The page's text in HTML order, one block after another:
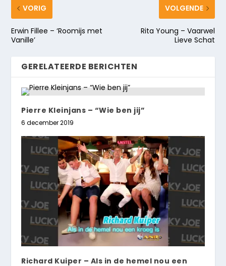
VORIG
Erwin Fillee – ‘Roomijs met
Vanille’
VOLGENDE
Rita Young – Vaarwel
Lieve Schat
GERELATEERDE BERICHTEN
Pierre Kleinjans – “Wie ben jij”
6 december 2019
Richard Kuiper – Als in de hemel nou een